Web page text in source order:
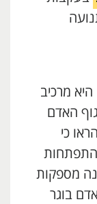
מרכיב
האדם
כי
מספקות
לאדם בוגר